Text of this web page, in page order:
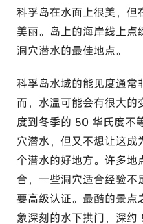
科孚岛在水面上很美，但
美丽。岛上的海岸线上点
洞穴潜水的最佳地点。
科孚岛水域的能见度通
而，水温可能会有很大
度到冬季的 50 华氏度不
穴潜水，但又不想让这成
个潜水的好地方。许多地
合，一些洞穴适合经验不
要高级认证。最酷的景点
象深刻的水下拱门，深